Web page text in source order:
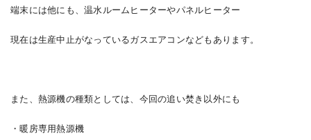
端末には他にも、温水ルームヒーターやパネルヒーター
現在は生産中止がなっているガスエアコンなどもあります。
また、熱源機の種類としては、今回の追い焚き以外にも
・暖房専用熱源機